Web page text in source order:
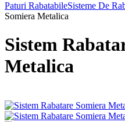
Paturi RabatabileSisteme De
Somiera Metalica
Sistem
Metalica